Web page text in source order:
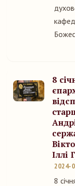
8
Іллі
2024-
8